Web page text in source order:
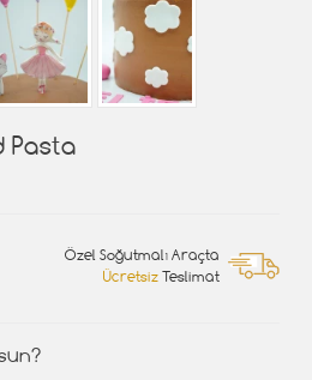
Pasta
Özel Soğutmalı Araçta
Ücretsiz Teslimat